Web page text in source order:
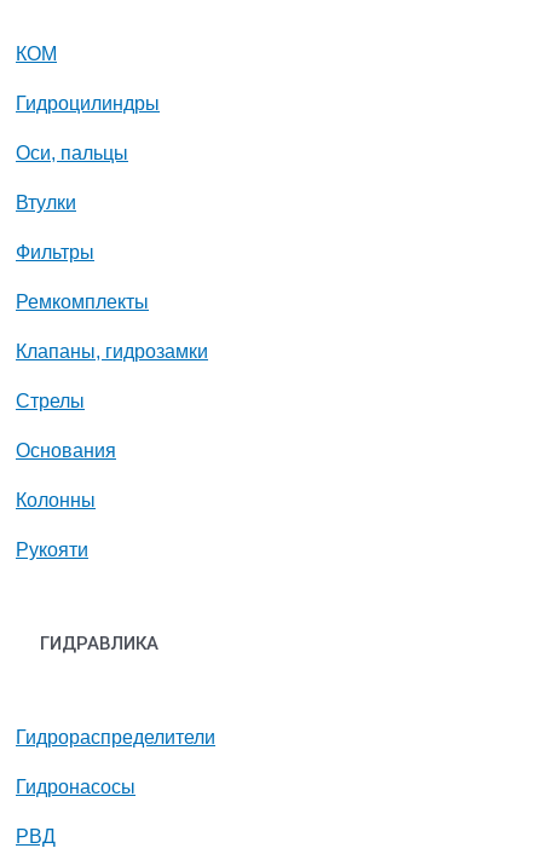
КОМ
Гидроцилиндры
Оси, пальцы
Втулки
Фильтры
Ремкомплекты
Клапаны, гидрозамки
Стрелы
Основания
Колонны
Рукояти
ГИДРАВЛИКА
Гидрораспределители
Гидронасосы
РВД